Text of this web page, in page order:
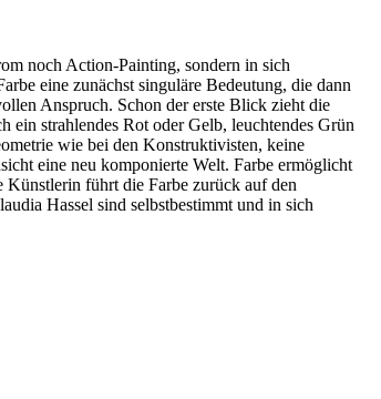
noch Action-Painting, sondern in sich
eine zunächst singuläre Bedeutung, die dann
Anspruch. Schon der erste Blick zieht die
ein strahlendes Rot oder Gelb, leuchtendes Grün
wie bei den Konstruktivisten, keine
eine neu komponierte Welt. Farbe ermöglicht
Künstlerin führt die Farbe zurück auf den
Hassel sind selbstbestimmt und in sich